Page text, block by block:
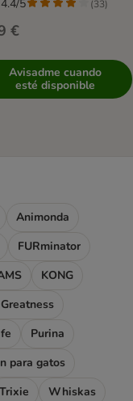
€
5 (33)
Avisadme cuando
esté disponible
Animonda
FURminator
KONG
Purina
para gatos
Trixie
Whiskas